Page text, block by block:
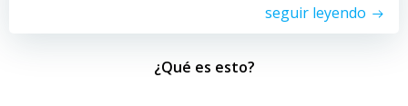
seguir leyendo
¿Qué es esto?